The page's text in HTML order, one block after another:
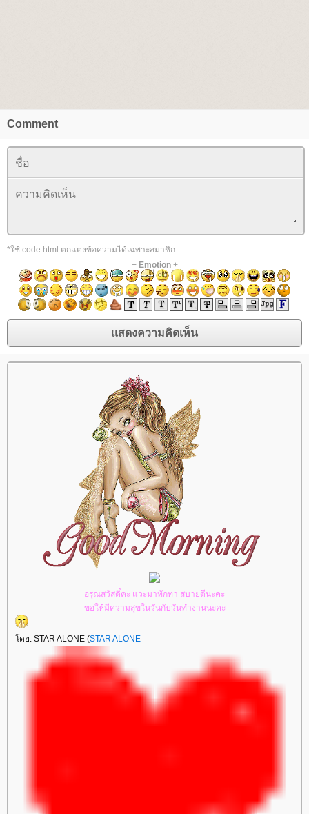
Comment
*ใช้ code html ตกแต่งข้อความได้เฉพาะสมาชิก
+ Emotion+
อรุ่ณสวัสดิ์คะ แวะมาทักทา สบายดีนะคะ
ขอให้มีความสุขในวันกับวันทำงานนะคะ
ดย: STAR ALONE (STAR ALONE